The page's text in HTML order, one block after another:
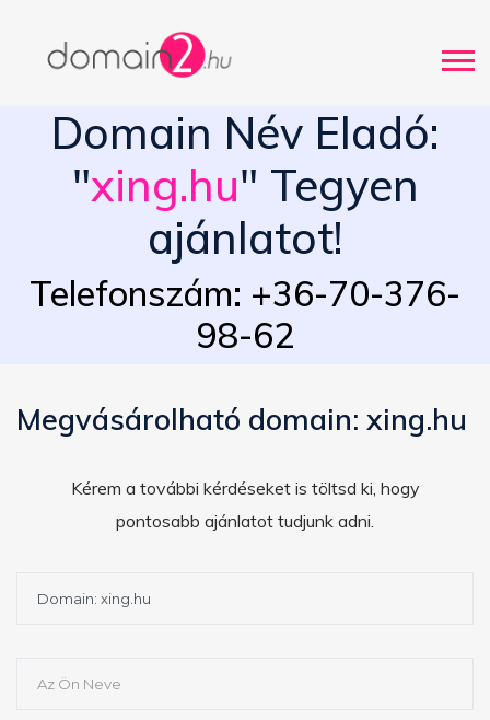
Domain Név Eladó:
"xing.hu" Tegyen
ajánlatot!
Telefonszám: +36-70-376-
98-62
Megvásárolható domain: xing.hu
Kérem a további kérdéseket is töltsd ki, hogy
pontosabb ajánlatot tudjunk adni.